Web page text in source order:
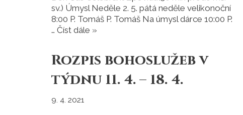
sv.) Úmysl Neděle 2. 5. pátá neděle velikonoční
8:00 P. Tomáš P. Tomáš Na úmysl dárce 10:00 P.
… Číst dále »
Rozpis bohoslužeb v
týdnu 11. 4. – 18. 4.
9. 4. 2021